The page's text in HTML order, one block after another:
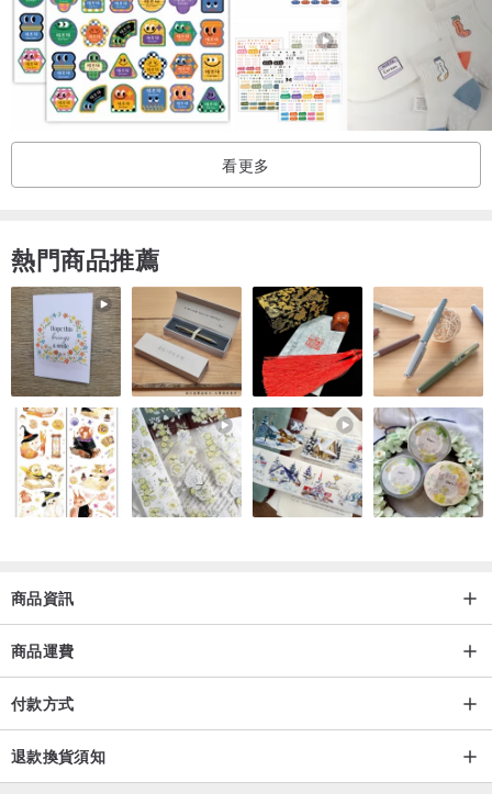
看更多
熱門商品推薦
商品資訊
商品運費
付款方式
退款換貨須知